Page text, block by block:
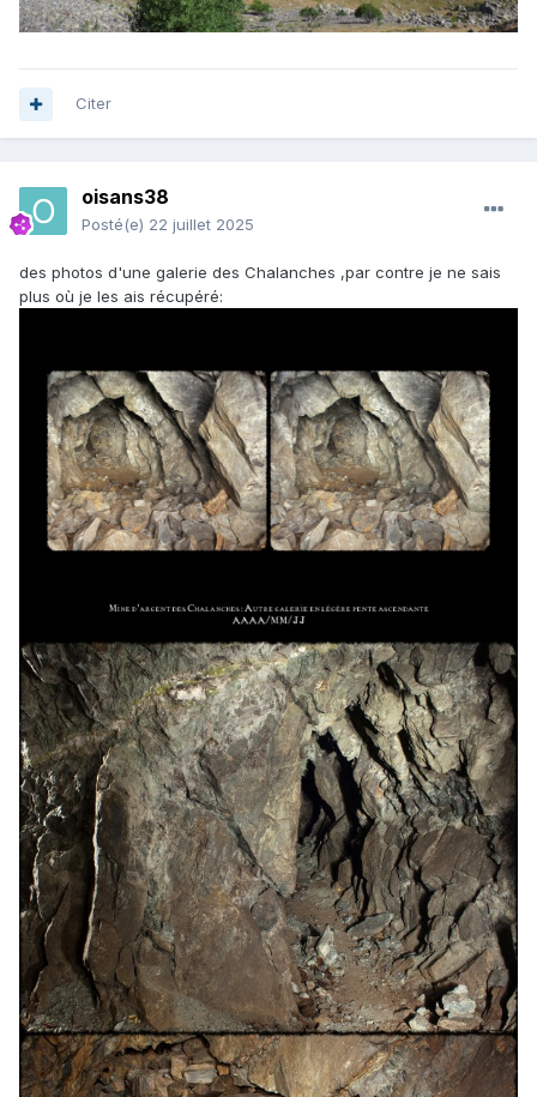
Citer
oisans38
Posté(e) 22 juillet 2025
des photos d'une galerie des Chalanches ,par contre je ne sais
plus où je les ais récupéré: